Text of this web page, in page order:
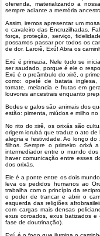
oferenda, materializando a
sempre adiante a memória
Assim, iremos apresentar um
o cavaleiro das Encruzilhadas.
força, proteção, serviço,
possamos passar por todos os
de dor. Laroiê, Exú! Abra os
Exú é primazia. Nele tudo se
ser saudado, porque é ele o
Exú é o preâmbulo do xirê, o
como: opeté de batata
tomate, melancia e frutas em
louvores ancestrais enquanto
Bodes e galos são animais dos
estão: pimenta, miúdos e milho no
No rito do xirê, os orixás são
origem iorubá que traduz o ato de
alegria e festividade. Ao longo do
filhos. Sempre o primeiro orixá
intermediador entre o mundo
haver comunicação entre esses
dos orixás.
Ele é a ponte entre os dois
leva os pedidos humanos ao
trabalha com o princípio da
o poder de trancar e abrir o
esquerda das religiões
com cargas mais densas
exus coroados, exus batizados
fase de doutrinação).